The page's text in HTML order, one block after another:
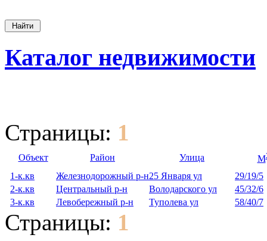
Каталог недвижимости
Страницы: 1
Объект Район Улица М
1-к.кв Железнодорожный р-н25 Января ул
29/19/5
2-к.кв
Центральный р-н Володарского ул
45/32/6
3-к.кв
Левобережный р-н Туполева ул 58/40/7
Страницы: 1